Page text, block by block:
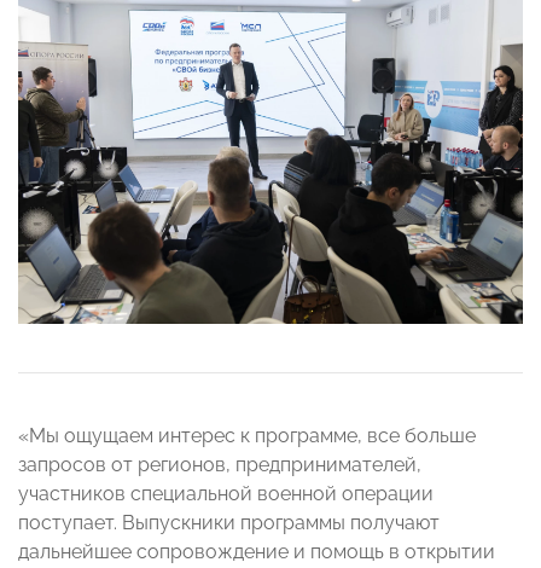
«Мы ощущаем интерес к программе, все больше
запросов от регионов, предпринимателей,
участников специальной военной операции
поступает. Выпускники программы получают
дальнейшее сопровождение и помощь в открытии